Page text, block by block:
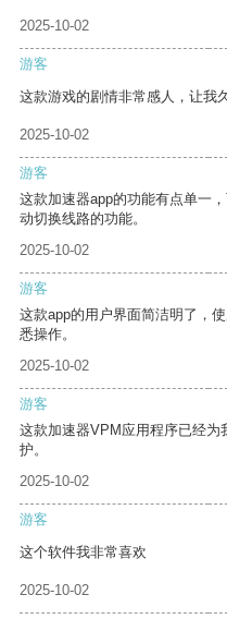
2025-10-02
游客
这款游戏的剧情非常感人，让我
2025-10-02
游客
这款加速器app的功能有点单一
动切换线路的功能。
2025-10-02
游客
这款app的用户界面简洁明了，
悉操作。
2025-10-02
游客
这款加速器VPM应用程序已经
护。
2025-10-02
游客
这个软件我非常喜欢
2025-10-02